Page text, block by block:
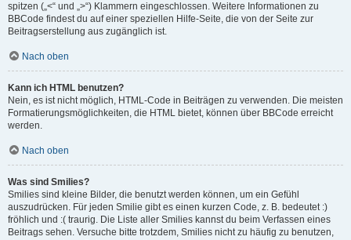
spitzen („<“ und „>“) Klammern eingeschlossen. Weitere Informationen zu
BBCode findest du auf einer speziellen Hilfe-Seite, die von der Seite zur
Beitragserstellung aus zugänglich ist.
Nach oben
Kann ich HTML benutzen?
Nein, es ist nicht möglich, HTML-Code in Beiträgen zu verwenden. Die meisten
Formatierungsmöglichkeiten, die HTML bietet, können über BBCode erreicht
werden.
Nach oben
Was sind Smilies?
Smilies sind kleine Bilder, die benutzt werden können, um ein Gefühl
auszudrücken. Für jeden Smilie gibt es einen kurzen Code, z. B. bedeutet :)
fröhlich und :( traurig. Die Liste aller Smilies kannst du beim Verfassen eines
Beitrags sehen. Versuche bitte trotzdem, Smilies nicht zu häufig zu benutzen,